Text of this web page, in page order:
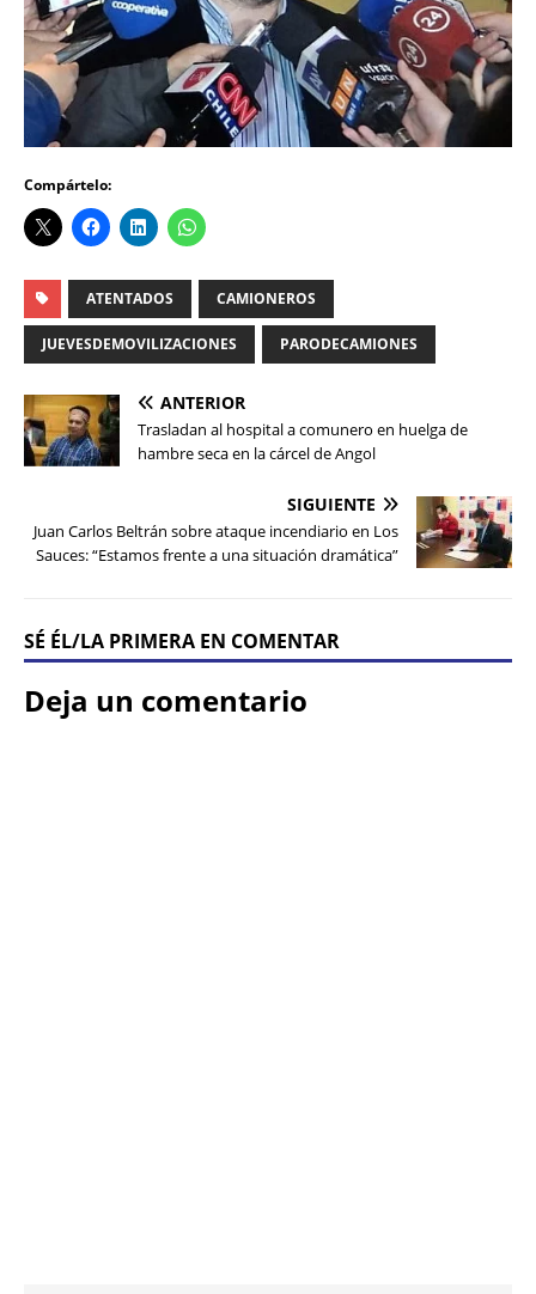
Compártelo:
ATENTADOS CAMIONEROS
JUEVESDEMOVILIZACIONES PARODECAMIONES
ANTERIOR
Trasladan al hospital a comunero en huelga de
hambre seca en la cárcel de Angol
SIGUIENTE
Juan Carlos Beltrán sobre ataque incendiario en Los
Sauces: “Estamos frente a una situación dramática”
SÉ ÉL/LA PRIMERA EN COMENTAR
Deja un comentario